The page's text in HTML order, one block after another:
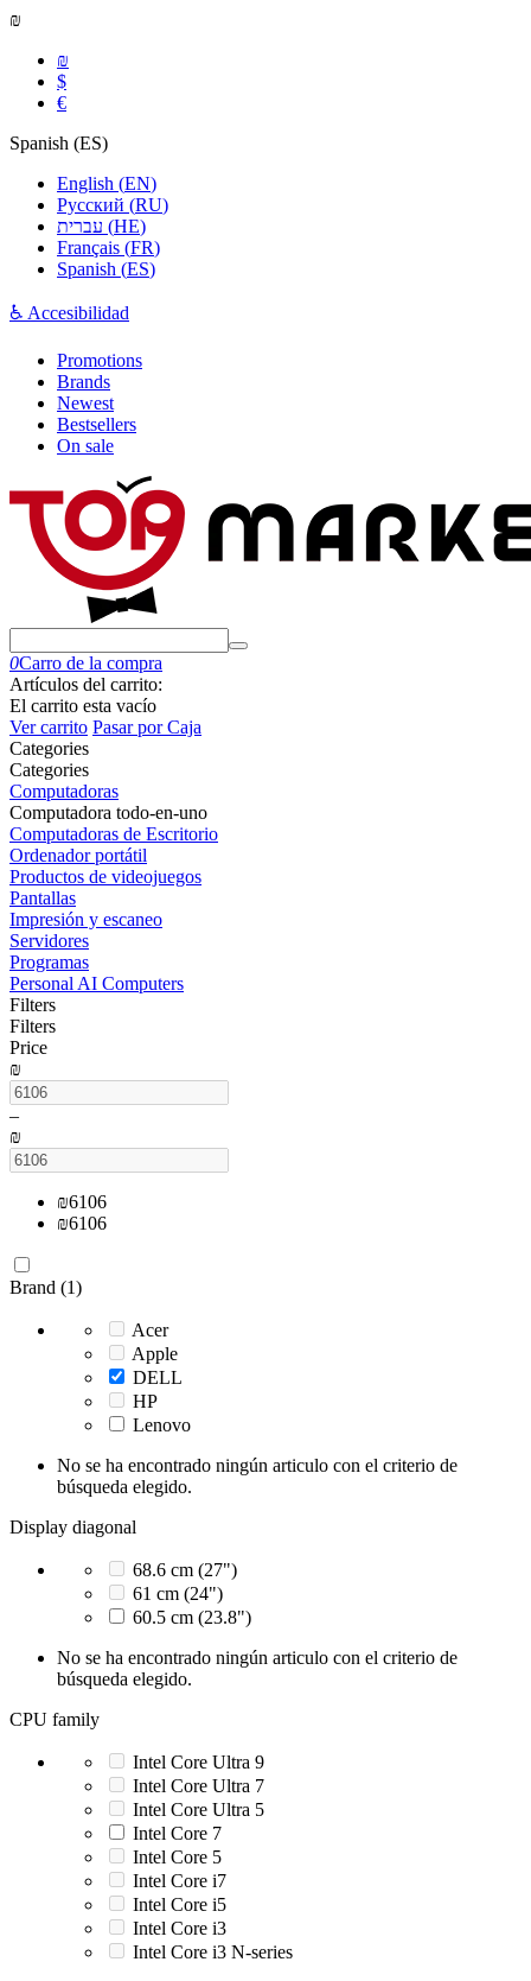
₪
₪
$
€
Spanish (ES)
English (EN)
Русский (RU)
(HE)
Français (FR)
Spanish (ES)
♿ Accesibilidad
Promotions
Brands
Newest
Bestsellers
On sale
0Carro de la compra
Artículos del carrito:
El carrito esta vacío
Ver carrito Pasar por Caja
Сategories
Сategories
Computadoras
Computadora todo-en-uno
Computadoras de Escritorio
Ordenador portátil
Productos de videojuegos
Pantallas
Impresión y escaneo
Servidores
Programas
Personal AI Computers
Filters
Filters
Price
₪
–
₪
₪6106
₪6106
Brand (1)
Acer
Apple
DELL
HP
Lenovo
No se ha encontrado ningún articulo con el criterio de
búsqueda elegido.
Display diagonal
68.6 cm (27")
61 cm (24")
60.5 cm (23.8")
No se ha encontrado ningún articulo con el criterio de
búsqueda elegido.
CPU family
Intel Core Ultra 9
Intel Core Ultra 7
Intel Core Ultra 5
Intel Core 7
Intel Core 5
Intel Core i7
Intel Core i5
Intel Core i3
Intel Core i3 N-series